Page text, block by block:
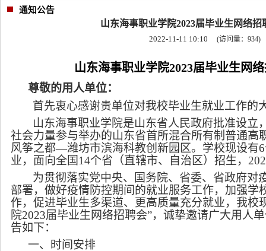
通知公告
山东海事职业学院2023届毕业生网络招
2022-11-11 10:10 (访问量： 934)
山东海事职业学院2023届毕业生网
尊敬的用人单位：
首先衷心感谢贵单位对我校毕业生就业工作的
山东海事职业学院是山东省人民政府批准设立
社会力量参与举办的山东省首所混合所有制普通高
风筝之都—潍坊市滨海科教创新园区。 学校现设有6
业，面向全国14个省（直辖市、自治区）招生，
为贯彻落实党中央、国务院、省委、省政府对
部署，做好疫情防控期间的就业服务工作，加强学
作，促进毕业生多渠道、更高质量充分就业，我校
院2023届毕业生 网络招聘会”，诚挚邀请广大用人
告如下：
一、时间安排